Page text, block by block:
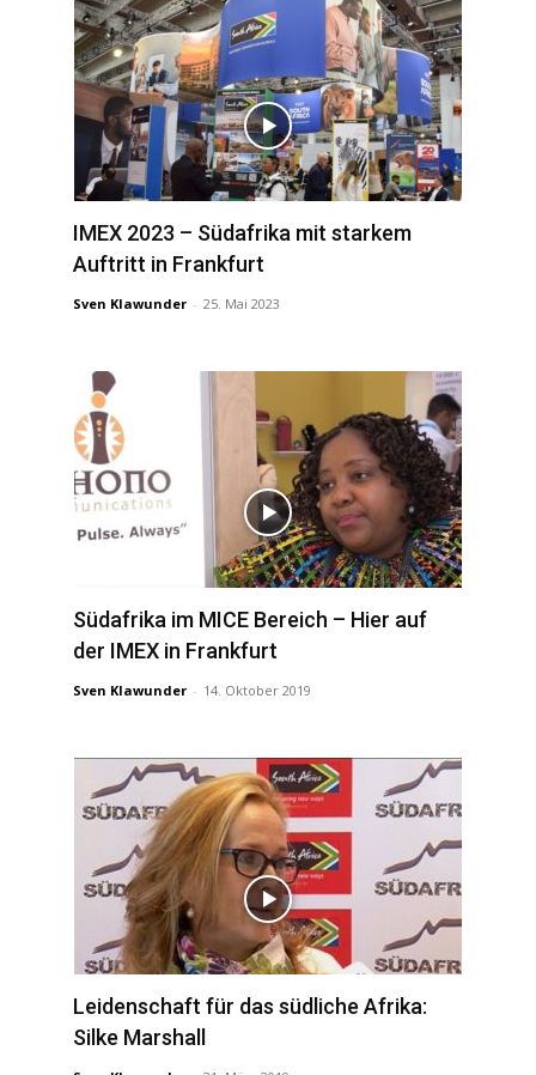
IMEX 2023 – Südafrika mit starkem
Auftritt in Frankfurt
Sven Klawunder - 25. Mai 2023
Südafrika im MICE Bereich – Hier auf
der IMEX in Frankfurt
Sven Klawunder - 14. Oktober 2019
Leidenschaft für das südliche Afrika:
Silke Marshall